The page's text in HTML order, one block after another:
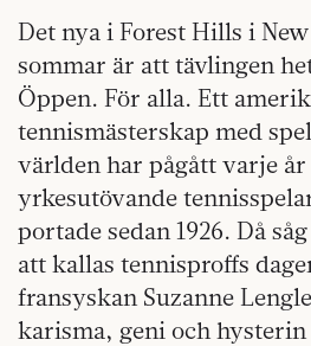
Det nya i Forest Hills i
sommar är att tävlingen
Öppen. För alla. Ett
tennismästerskap med
världen har pågått varje år
yrkesutövande
portade sedan 1926. Då
att kallas tennisproffs
fransyskan Suzanne
karisma, geni och hysterin